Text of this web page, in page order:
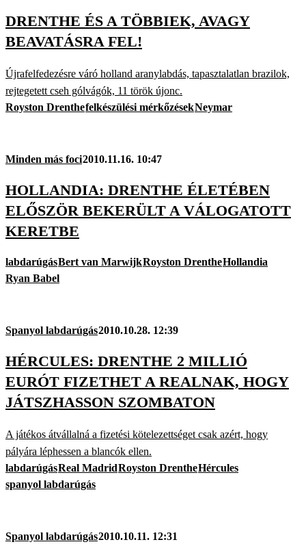
DRENTHE ÉS A TÖBBIEK, AVAGY
BEAVATÁSRA FEL!
Újrafelfedezésre váró holland aranylabdás, tapasztalatlan brazilok,
rejtegetett cseh gólvágók, 11 török újonc.
Royston Drenthefelkészülési mérkőzésekNeymar
Minden más foci2010.11.16. 10:47
HOLLANDIA: DRENTHE ÉLETÉBEN
ELŐSZÖR BEKERÜLT A VÁLOGATOTT
KERETBE
labdarúgásBert van MarwijkRoyston DrentheHollandia
Ryan Babel
Spanyol labdarúgás2010.10.28. 12:39
HÉRCULES: DRENTHE 2 MILLIÓ
EURÓT FIZETHET A REALNAK, HOGY
JÁTSZHASSON SZOMBATON
A játékos átvállalná a fizetési kötelezettséget csak azért, hogy
pályára léphessen a blancók ellen.
labdarúgásReal MadridRoyston DrentheHércules
spanyol labdarúgás
Spanyol labdarúgás2010.10.11. 12:31